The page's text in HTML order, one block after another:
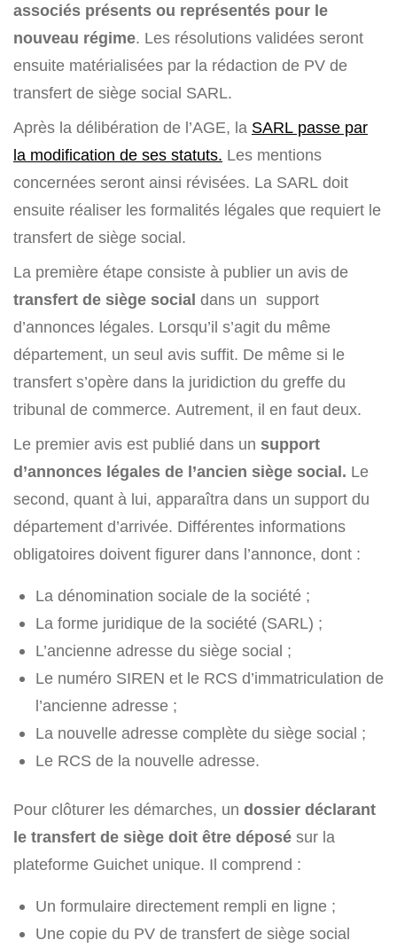
associés présents ou représentés pour le
nouveau régime. Les résolutions validées seront
ensuite matérialisées par la rédaction de PV de
transfert de siège social SARL.
Après la délibération de l’AGE, la SARL passe par
la modification de ses statuts. Les mentions
concernées seront ainsi révisées. La SARL doit
ensuite réaliser les formalités légales que requiert le
transfert de siège social.
La première étape consiste à publier un avis de
transfert de siège social dans un support
d’annonces légales. Lorsqu’il s’agit du même
département, un seul avis suffit. De même si le
transfert s’opère dans la juridiction du greffe du
tribunal de commerce. Autrement, il en faut deux.
Le premier avis est publié dans un support
d’annonces légales de l’ancien siège social. Le
second, quant à lui, apparaîtra dans un support du
département d’arrivée. Différentes informations
obligatoires doivent figurer dans l’annonce, dont :
La dénomination sociale de la société ;
La forme juridique de la société (SARL) ;
L’ancienne adresse du siège social ;
Le numéro SIREN et le RCS d’immatriculation de
l’ancienne adresse ;
La nouvelle adresse complète du siège social ;
Le RCS de la nouvelle adresse.
Pour clôturer les démarches, un dossier déclarant
le transfert de siège doit être déposé sur la
plateforme Guichet unique. Il comprend :
Un formulaire directement rempli en ligne ;
Une copie du PV de transfert de siège social